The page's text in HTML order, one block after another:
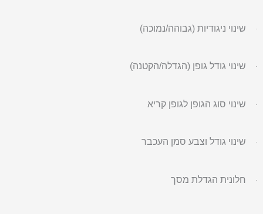
· שינוי ניגודיות (גבוהה/נמוכה)
· שינוי גודל גופן (הגדלה/הקטנה)
· שינוי סוג הגופן לגופן קריא
· שינוי גודל וצבע סמן העכבר
· חלונית הגדלת מסך